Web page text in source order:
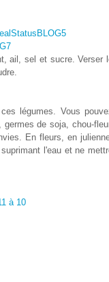
ail, sel et sucre. Verser
légumes. Vous
de soja, chou-
En fleurs, en
l'eau et ne